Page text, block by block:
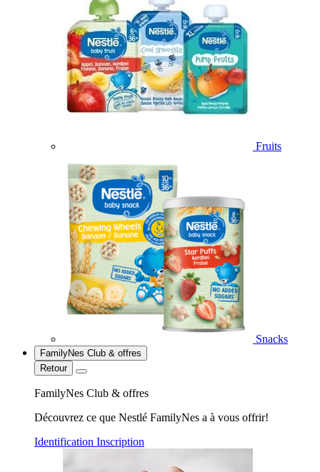
Fruits
Snacks
FamilyNes Club & offres
Retour
FamilyNes Club & offres
Découvrez ce que Nestlé FamilyNes a à vous offrir!
Identification Inscription